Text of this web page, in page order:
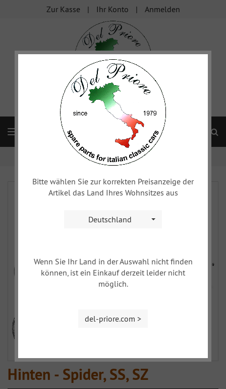
Zur Kasse Ihr Konto Anmelden
Beleuchtung Hinten - Spider, SS, SZ
Hinten - Spider, SS, SZ
Bitte wählen Sie zur korrekten Preisanzeige der
Artikel das Land Ihres Wohnsitzes aus
Deutschland
Wenn Sie Ihr Land in der Auswahl nicht finden
können, ist ein Einkauf derzeit leider nicht
möglich.
del-priore.com >